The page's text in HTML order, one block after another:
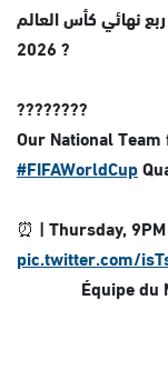
نهائي كأس العالم
2026 ?
????????
Our National
#FIFAWorldCup
⏰ | Thursday,
pic.twitter.com/